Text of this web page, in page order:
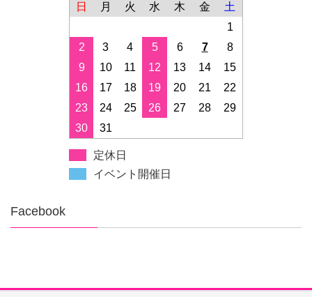
日
月 火 水 木 金
土
1
2
3 4 5 6 7
8
9
10 11 12 13 14
15
16
17 18 19 20 21
22
23
24 25 26 27 28
29
30
31
定休日
イベント開催日
Facebook